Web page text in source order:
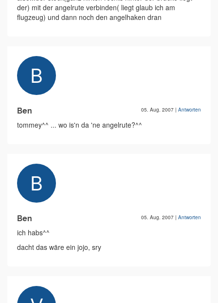
der) mit der angelrute verbinden( liegt glaub ich am
flugzeug) und dann noch den angelhaken dran
Ben 05. Aug. 2007 | Antworten
tommey^^ ... wo is'n da 'ne angelrute?^^
Ben 05. Aug. 2007 | Antworten
ich habs^^
dacht das wäre ein jojo, sry